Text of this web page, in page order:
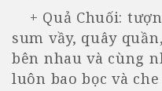
+ Quả Chuối:
sum vầy, quây
bên nhau và cùng
luôn bao bọc và